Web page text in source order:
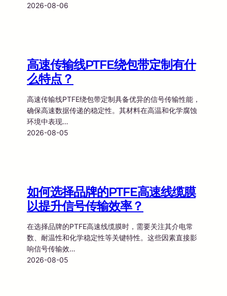
2026-08-06
高速传输线PTFE绕包带定制有什
么特点？
高速传输线PTFE绕包带定制具备优异的信号传输性能，
确保高速数据传递的稳定性。其材料在高温和化学腐蚀
环境中表现…
2026-08-05
如何选择品牌的PTFE高速线缆膜
以提升信号传输效率？
在选择品牌的PTFE高速线缆膜时，需要关注其介电常
数、耐温性和化学稳定性等关键特性。这些因素直接影
响信号传输效…
2026-08-05